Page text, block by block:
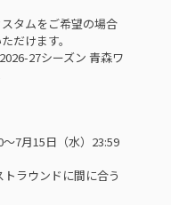
タムをご希望の場合
だけます。
27シーズン 青森ワ
7月15日（水）23:59
ラウンドに間に合う